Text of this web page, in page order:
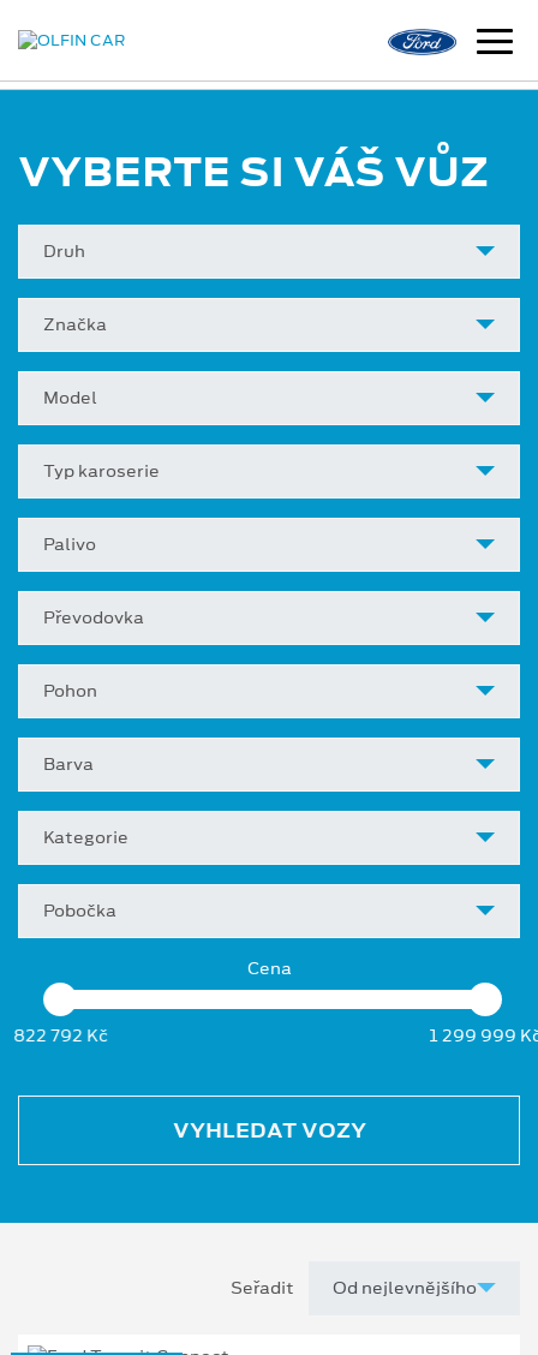
VYBERTE SI VÁŠ VŮZ
Druh
Značka
Model
Typ karoserie
Palivo
Převodovka
Pohon
Barva
Kategorie
Pobočka
Cena
822 792 Kč 1 299 999
VYHLEDAT VOZY
Seřadit